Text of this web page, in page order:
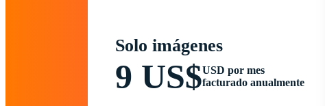
Solo imágenes
9 US$USD por mes
facturado anualmente